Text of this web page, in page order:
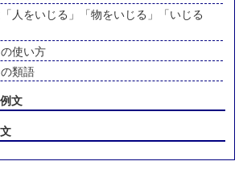
人をいじる」「物をいじる」「いじる
の使い方
の類語
文